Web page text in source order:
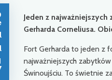
Jeden z
Gerharda Corneliusa.
Fort Gerharda to jeden z
najważniejszych
Świnoujściu. To świetnie